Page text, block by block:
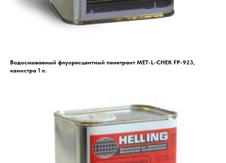
Водосмываемый флуоресцентный пенетрант MET-L-CHEK FP-923,
канистра 1 л.